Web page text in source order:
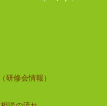
研修会情報）